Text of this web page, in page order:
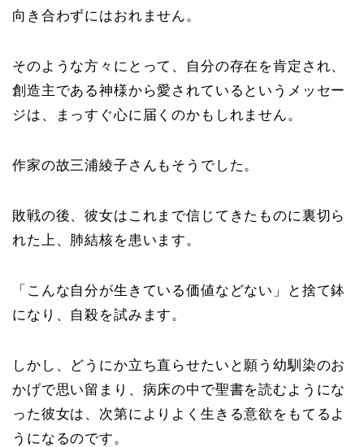
向き合わずにはおれません。
そのような方々にとって、自分の存在を肯定され、
創造主である神様から愛されているというメッセー
ジは、まっすぐ心に届くのかもしれません。
作家の故三浦綾子さんもそうでした。
敗戦の後、彼女はこれまで信じてきたものに裏切ら
れた上、肺結核を患います。
「こんな自分が生きている価値などない」と捨て鉢
になり、自殺を試みます。
しかし、どうにか立ち直らせたいと願う幼馴染のお
かげで思い留まり、病床の中で聖書を読むようにな
った彼女は、次第によりよく生きる意欲をもてるよ
うになるのです。